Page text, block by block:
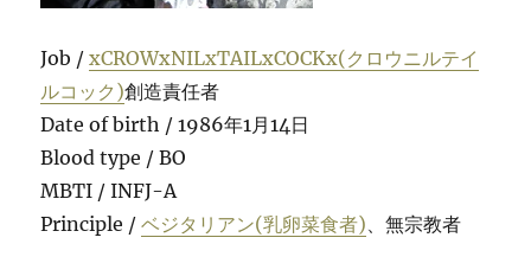
Job /xCROWxNILxTAILxCOCKx(クロウニルテイ
ルコック)創造責任者
Date of birth / 1986年1月14日
Blood type / BO
MBTI / INFJ-A
Principle /ベジタリアン(乳卵菜食者)、無宗教者